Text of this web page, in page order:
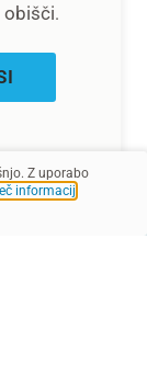
obišči.
Z uporabo
informacij